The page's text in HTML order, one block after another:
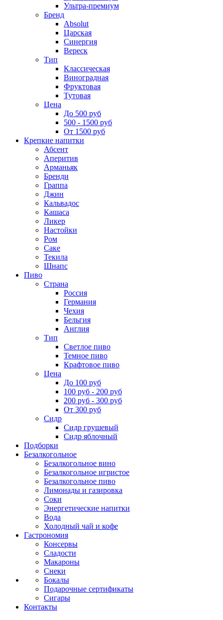
Ультра-премиум
Бренд
Absolut
Царская
Синергия
Вереск
Тип
Классическая
Виноградная
Фруктовая
Тутовая
Цена
До 500 руб
500 - 1500 руб
От 1500 руб
Крепкие напитки
Абсент
Аперитив
Арманьяк
Бренди
Граппа
Джин
Кальвадос
Кашаса
Ликер
Настойки
Ром
Саке
Текила
Шнапс
Пиво
Страна
Россия
Германия
Чехия
Бельгия
Англия
Тип
Светлое пиво
Темное пиво
Крафтовое пиво
Цена
До 100 руб
100 руб - 200 руб
200 руб - 300 руб
От 300 руб
Сидр
Сидр грушевый
Сидр яблочный
Подборки
Безалкогольное
Безалкогольное вино
Безалкогольное игристое
Безалкогольное пиво
Лимонады и газировка
Соки
Энергетические напитки
Вода
Холодный чай и кофе
Гастрономия
Консервы
Сладости
Макароны
Снеки
Бокалы
Подарочные сертификаты
Сигары
Контакты